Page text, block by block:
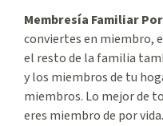
Membresía Familiar
conviertes en miembro,
el resto de la familia
y los miembros de tu
miembros. Lo mejor de
eres miembro de por vida.